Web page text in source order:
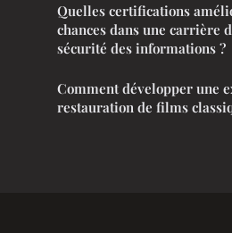
Quelles certifications
chances dans une carrière
sécurité des informations ?
Comment développer une
restauration de films